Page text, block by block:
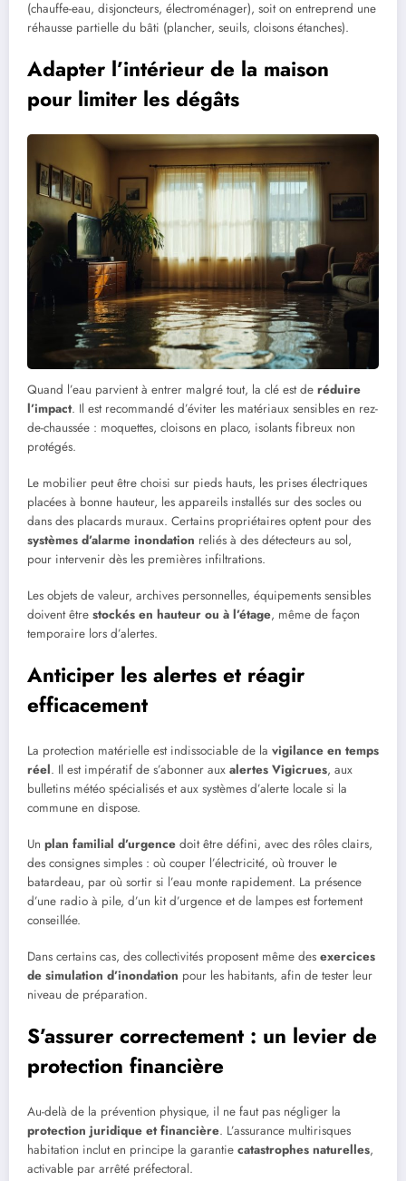
(chauffe-eau, disjoncteurs, électroménager), soit on entreprend une
réhausse partielle du bâti (plancher, seuils, cloisons étanches).
Adapter l’intérieur de la maison
pour limiter les dégâts
Quand l’eau parvient à entrer malgré tout, la clé est de réduire
l’impact. Il est recommandé d’éviter les matériaux sensibles en rez-
de-chaussée : moquettes, cloisons en placo, isolants fibreux non
protégés.
Le mobilier peut être choisi sur pieds hauts, les prises électriques
placées à bonne hauteur, les appareils installés sur des socles ou
dans des placards muraux. Certains propriétaires optent pour des
systèmes d’alarme inondation reliés à des détecteurs au sol,
pour intervenir dès les premières infiltrations.
Les objets de valeur, archives personnelles, équipements sensibles
doivent être stockés en hauteur ou à l’étage, même de façon
temporaire lors d’alertes.
Anticiper les alertes et réagir
efficacement
La protection matérielle est indissociable de la vigilance en temps
réel. Il est impératif de s’abonner aux alertes Vigicrues, aux
bulletins météo spécialisés et aux systèmes d’alerte locale si la
commune en dispose.
Un plan familial d’urgence doit être défini, avec des rôles clairs,
des consignes simples : où couper l’électricité, où trouver le
batardeau, par où sortir si l’eau monte rapidement. La présence
d’une radio à pile, d’un kit d’urgence et de lampes est fortement
conseillée.
Dans certains cas, des collectivités proposent même des exercices
de simulation d’inondation pour les habitants, afin de tester leur
niveau de préparation.
S’assurer correctement : un levier de
protection financière
Au-delà de la prévention physique, il ne faut pas négliger la
protection juridique et financière. L’assurance multirisques
habitation inclut en principe la garantie catastrophes naturelles,
activable par arrêté préfectoral.